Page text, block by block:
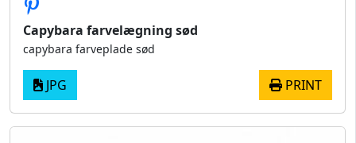
Capybara farvelægning sød
capybara farveplade sød
JPG PRINT